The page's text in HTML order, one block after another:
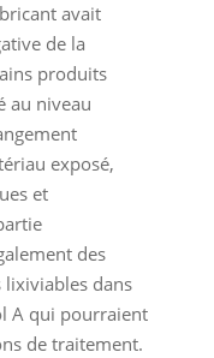
avait
de la
produits
au niveau
exposé,
et
des
dans
A qui pourraient
de traitement.